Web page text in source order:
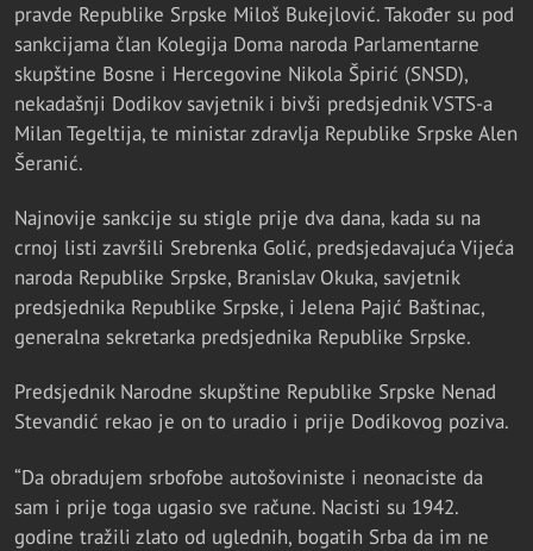
pravde Republike Srpske Miloš Bukejlović. Također su pod
sankcijama član Kolegija Doma naroda Parlamentarne
skupštine Bosne i Hercegovine Nikola Špirić (SNSD),
nekadašnji Dodikov savjetnik i bivši predsjednik VSTS-a
Milan Tegeltija, te ministar zdravlja Republike Srpske Alen
Šeranić.
Najnovije sankcije su stigle prije dva dana, kada su na
crnoj listi završili Srebrenka Golić, predsjedavajuća Vijeća
naroda Republike Srpske, Branislav Okuka, savjetnik
predsjednika Republike Srpske, i Jelena Pajić Baštinac,
generalna sekretarka predsjednika Republike Srpske.
Predsjednik Narodne skupštine Republike Srpske Nenad
Stevandić rekao je on to uradio i prije Dodikovog poziva.
“Da obradujem srbofobe autošoviniste i neonaciste da
sam i prije toga ugasio sve račune. Nacisti su 1942.
godine tražili zlato od uglednih, bogatih Srba da im ne